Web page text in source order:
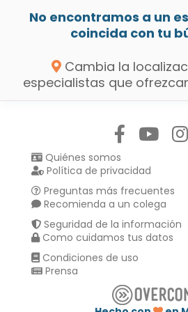
No encontramos a un
coincida con tu
Cambia la
especialistas que
Quiénes somos
Política de privacidad
Preguntas más frecuentes
Recomienda a un colega
Seguridad de la información
Como cuidamos tus datos
Condiciones de uso
Prensa